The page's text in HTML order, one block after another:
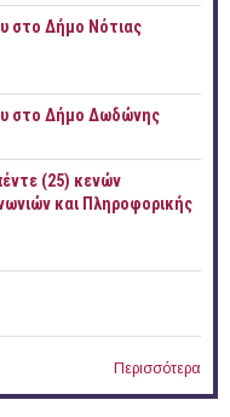
στο Δήμο Νότιας
στο Δήμο Δωδώνης
(25) κενών
και Πληροφορικής
Περισσότερα